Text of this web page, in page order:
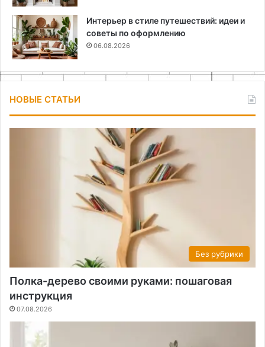
Интерьер в стиле путешествий: идеи и
советы по оформлению
06.08.2026
НОВЫЕ СТАТЬИ
Без рубрики
Полка-дерево своими руками: пошаговая
инструкция
07.08.2026